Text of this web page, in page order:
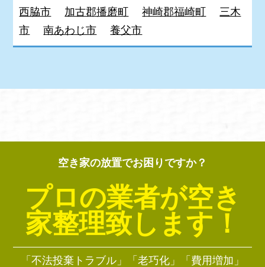
西脇市
加古郡播磨町 神崎郡福崎町
三木
市
南あわじ市 養父市
空き家の放置でお困りですか？
プロの業者が空き
家整理致します！
「不法投棄トラブル」「老巧化」「費用増加」